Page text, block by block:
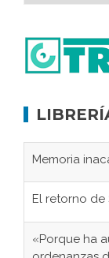
Memoria
El retorno de
«Porque ha
ordenanzas